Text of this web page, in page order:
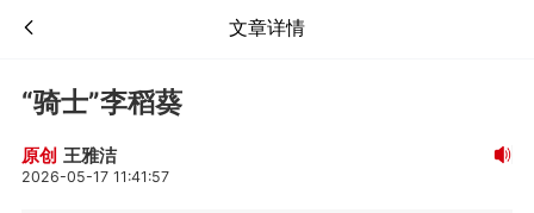
文章详情
“骑士”李稻葵
原创 王雅洁
2026-05-17 11:41:57